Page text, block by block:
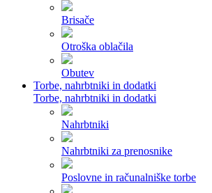
Brisače
Otroška oblačila
Obutev
Torbe, nahrbtniki in dodatki
Torbe, nahrbtniki in dodatki
Nahrbtniki
Nahrbtniki za prenosnike
Poslovne in računalniške torbe